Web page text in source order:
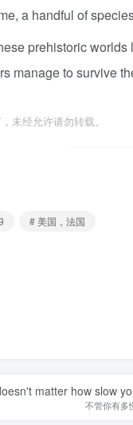
a handful of
prehistoric
manage to survive
未经允许请勿转载。
# 美国，法国
matter how slow
不管你有多